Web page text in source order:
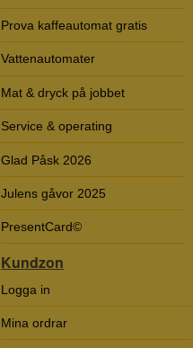
Prova kaffeautomat gratis
Vattenautomater
Mat & dryck på jobbet
Service & operating
Glad Påsk 2026
Julens gåvor 2025
PresentCard©
Kundzon
Logga in
Mina ordrar